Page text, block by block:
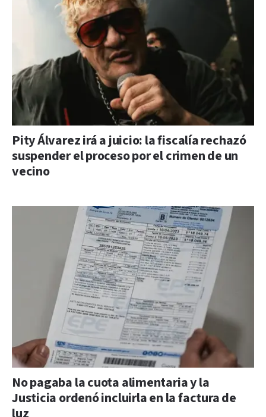
Pity Álvarez irá a juicio: la fiscalía rechazó
suspender el proceso por el crimen de un
vecino
No pagaba la cuota alimentaria y la
Justicia ordenó incluirla en la factura de
luz